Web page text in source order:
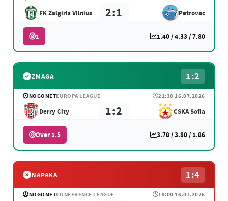
FK Zalgiris Vilnius 2:1 Petrovac
1 1.40 / 4.33 / 7.80
ZMAGA 1:2
NOGOMETEUROPA LEAGUE 21:30 16.07.2026
Derry City 1:2 CSKA Sofia
Over 1.5 3.78 / 3.80 / 1.86
NAPAKA 1:4
NOGOMETCONFERENCE LEAGUE 19:00 16.07.2026